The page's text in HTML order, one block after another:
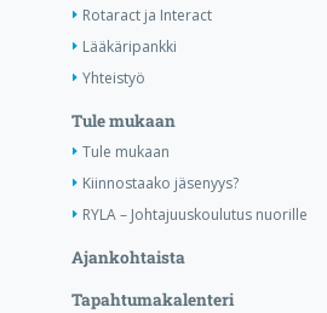
Rotaract ja Interact
Lääkäripankki
Yhteistyö
Tule mukaan
Tule mukaan
Kiinnostaako jäsenyys?
RYLA – Johtajuuskoulutus nuorille
Ajankohtaista
Tapahtumakalenteri